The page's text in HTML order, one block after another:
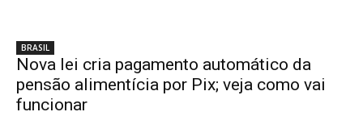
BRASIL
Nova lei cria pagamento automático da
pensão alimentícia por Pix; veja como vai
funcionar